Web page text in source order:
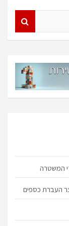
המשטרה
העברת כספים